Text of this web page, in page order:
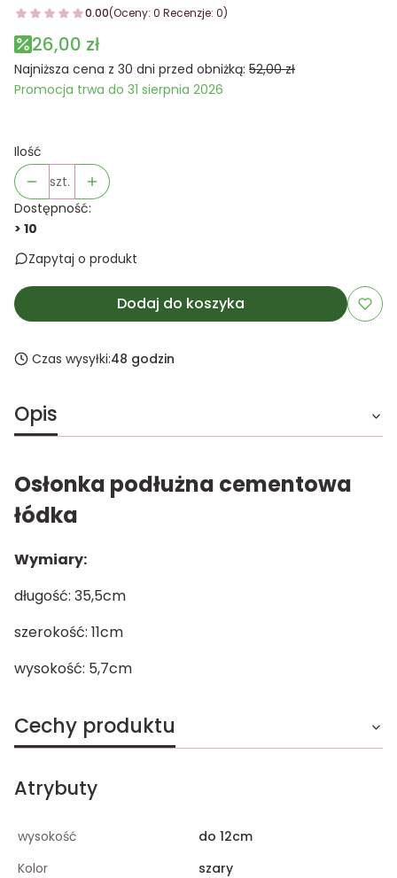
0.00(Oceny: 0 Recenzje: 0)
26,00 zł
Najniższa cena z 30 dni przed obniżką: 52,00 zł
Promocja trwa do 31 sierpnia 2026
Ilość
szt.
Dostępność:
> 10
Zapytaj o produkt
Dodaj do koszyka
Czas wysyłki:48 godzin
Opis
Osłonka podłużna cementowa
łódka
Wymiary:
długość: 35,5cm
szerokość: 11cm
wysokość: 5,7cm
Cechy produktu
Atrybuty
wysokość
do 12cm
Kolor
szary